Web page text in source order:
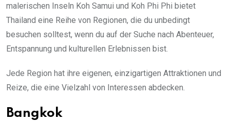
malerischen Inseln Koh Samui und Koh Phi Phi bietet
Thailand eine Reihe von Regionen, die du unbedingt
besuchen solltest, wenn du auf der Suche nach Abenteuer,
Entspannung und kulturellen Erlebnissen bist.
Jede Region hat ihre eigenen, einzigartigen Attraktionen und
Reize, die eine Vielzahl von Interessen abdecken.
Bangkok